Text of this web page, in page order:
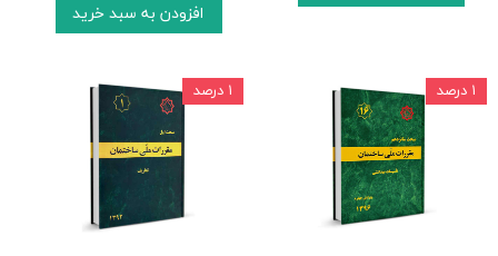
افزودن به سبد خرید
۱ درصد ۱ درصد